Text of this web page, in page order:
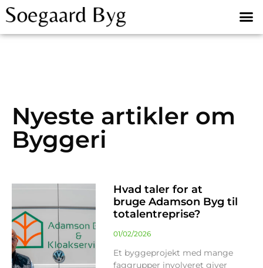
Nyeste artikler om
Byggeri
Hvad taler for at
bruge Adamson Byg til
totalentreprise?
01/02/2026
Et byggeprojekt med mange
faggrupper involveret giver